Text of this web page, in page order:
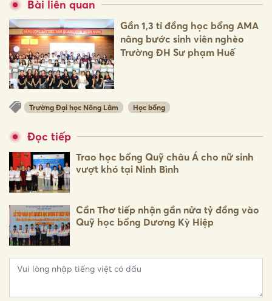
Bài liên quan
Gần 1,3 tỉ đồng học bổng AMA
nâng bước sinh viên nghèo
Trường ĐH Sư phạm Huế
Trường Đại học Nông Lâm Học bổng
Đọc tiếp
Trao học bổng Quỹ châu Á cho nữ sinh
vượt khó tại Ninh Bình
Cần Thơ tiếp nhận gần nửa tỷ đồng vào
Quỹ học bổng Dương Kỳ Hiệp